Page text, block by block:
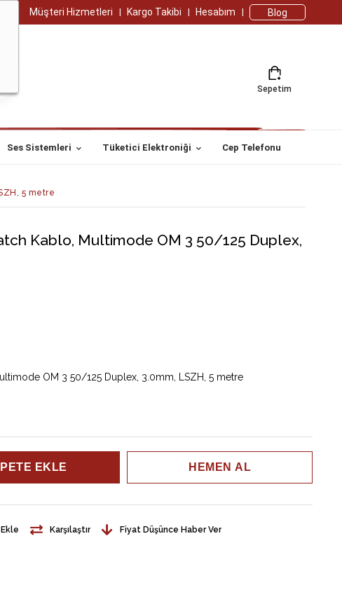
Müşteri Hizmetleri Kargo Takibi Hesabım Blog
Sepetim
Ses Sistemleri Tüketici Elektroniği Cep Telefonu
5 metre
Kablo, Multimode OM 3 50/125 Duplex,
OM 3 50/125 Duplex, 3.0mm, LSZH, 5 metre
Karşılaştır Fiyat Düşünce Haber Ver